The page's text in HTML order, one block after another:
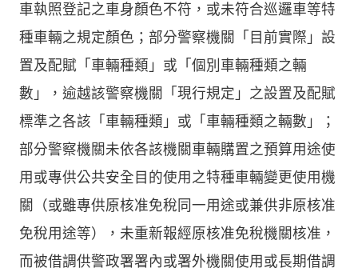
車執照登記之車身顏色不符，或未符合巡邏車等特
種車輛之規定顏色；部分警察機關「目前實際」設
置及配賦「車輛種類」或「個別車輛種類之輛
數」，逾越該警察機關「現行規定」之設置及配賦
標準之各該「車輛種類」或「車輛種類之輛數」；
部分警察機關未依各該機關車輛購置之預算用途使
用或專供公共安全目的使用之特種車輛變更使用機
關（或雖專供原核准免稅同一用途或兼供非原核准
免稅用途等），未重新報經原核准免稅機關核准，
而被借調供警政署署內或署外機關使用或長期借調